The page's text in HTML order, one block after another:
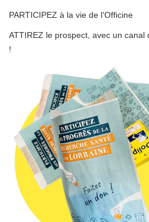
PARTICIPEZ à la vie de l'Officine
ATTIREZ le prospect, avec un
!